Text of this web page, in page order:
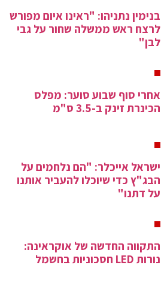
בנימין נתניהו: "ראינו איום מפורש
לרצח ראש ממשלה שחור על גבי
לבן"
אחרי סוף שבוע סוער: מפלס
הכינרת זינק ב-3.5 ס"מ
ישראל אייכלר: "הם נלחמים על
הבג"ץ כדי שיוכלו להעביר אותנו
על דתנו"
התקווה החדשה של אוקראינה:
נורות LED חסכוניות בחשמל